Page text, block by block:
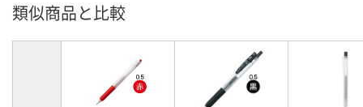
類似商品と比較